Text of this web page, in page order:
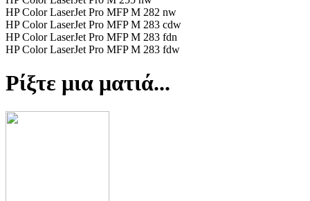
HP Color LaserJet Pro MFP M 282 nw
HP Color LaserJet Pro MFP M 283 cdw
HP Color LaserJet Pro MFP M 283 fdn
HP Color LaserJet Pro MFP M 283 fdw
Ρίξτε μια ματιά...